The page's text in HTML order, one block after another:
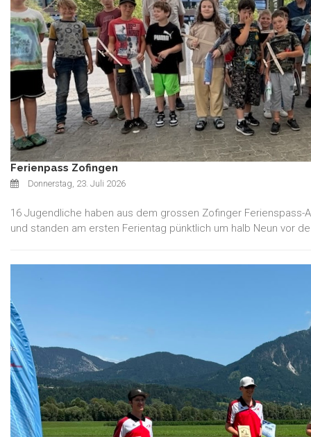
Ferienpass Zofingen
Donnerstag, 23. Juli 2026
16 Jugendliche haben aus dem grossen Zofinger
und standen am ersten Ferientag pünktlich um halb Neun vor